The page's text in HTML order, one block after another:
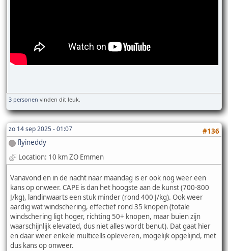
3 personen vinden dit leuk.
zo 14 sep 2025 - 01:07
#136
flyineddy
Location: 10 km ZO Emmen
Vanavond en in de nacht naar maandag is er ook nog weer een
kans op onweer. CAPE is dan het hoogste aan de kunst (700-800
J/kg), landinwaarts een stuk minder (rond 400 J/kg). Ook weer
aardig wat windschering, effectief rond 35 knopen (totale
windschering ligt hoger, richting 50+ knopen, maar buien zijn
waarschijnlijk elevated, dus niet alles wordt benut). Dat gaat hier
en daar weer enkele multicells opleveren, mogelijk opgelijnd, met
dus kans op onweer.